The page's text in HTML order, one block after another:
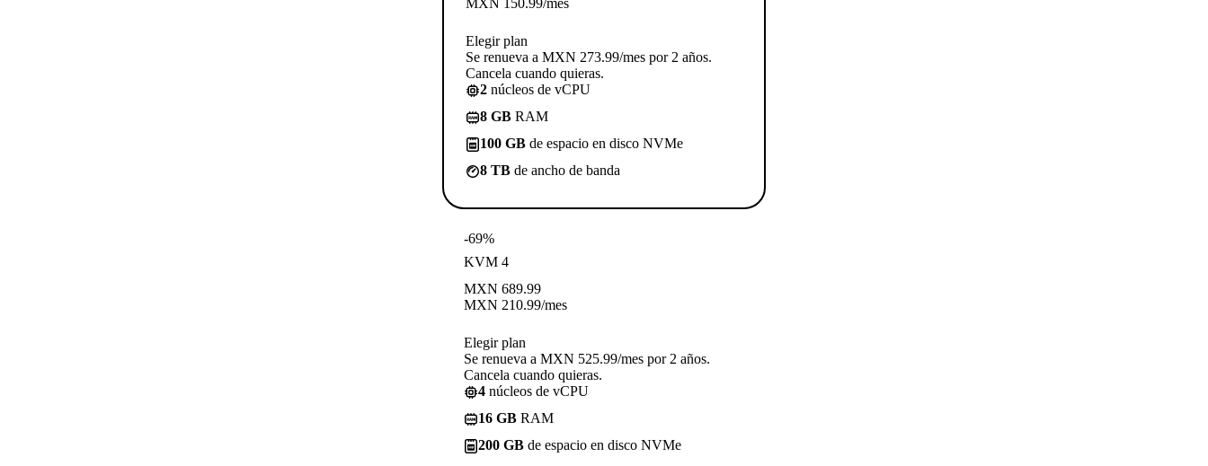
Elegir plan
Se renueva a MXN 273.99/mes por 2 años.
Cancela cuando quieras.
2 núcleos de vCPU
8 GB RAM
100 GB de espacio en disco NVMe
8 TB de ancho de banda
-69%
KVM 4
MXN 689.99
MXN 210.99/mes
Elegir plan
Se renueva a MXN 525.99/mes por 2 años.
Cancela cuando quieras.
4 núcleos de vCPU
16 GB RAM
200 GB de espacio en disco NVMe